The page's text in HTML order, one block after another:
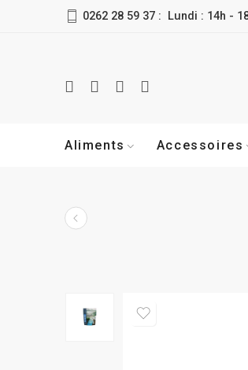
0262 28 59 37 : Lundi : 14h -
Aliments Accessoires